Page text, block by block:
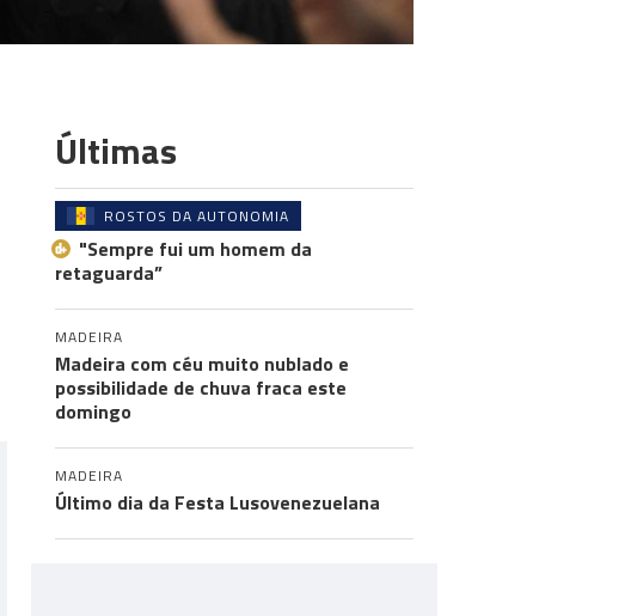
Últimas
ROSTOS DA AUTONOMIA
"Sempre fui um homem da
retaguarda”
MADEIRA
Madeira com céu muito nublado e
possibilidade de chuva fraca este
domingo
MADEIRA
Último dia da Festa Lusovenezuelana